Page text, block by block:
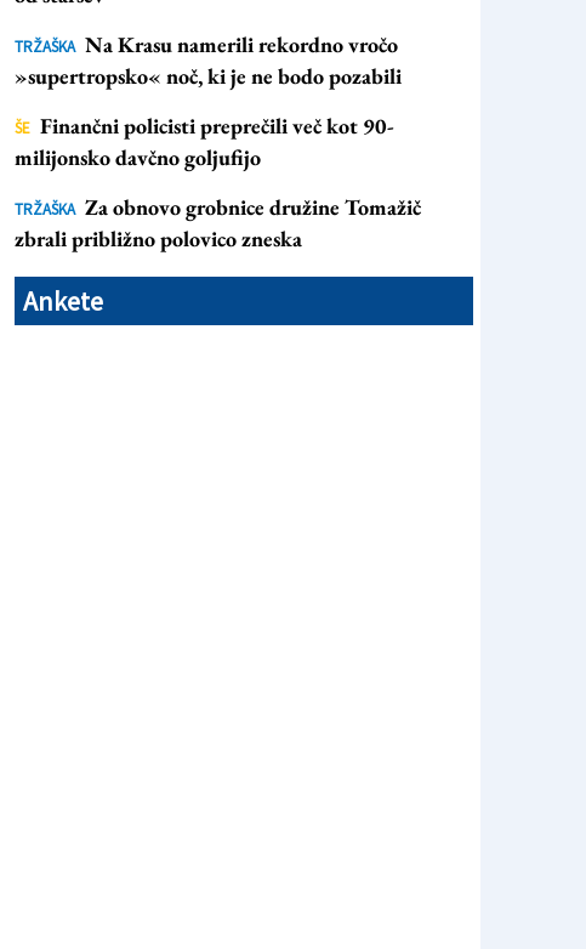
TRŽAŠKA Na Krasu namerili rekordno vročo
»supertropsko« noč, ki je ne bodo pozabili
ŠE Finančni policisti preprečili več kot 90-
milijonsko davčno goljufijo
TRŽAŠKA Za obnovo grobnice družine Tomažič
zbrali približno polovico zneska
Ankete